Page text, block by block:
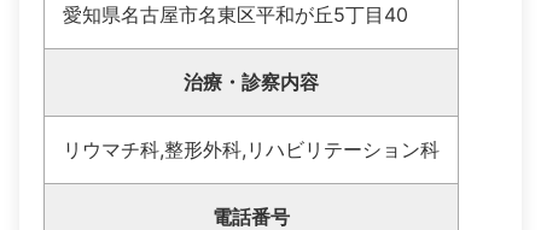
愛知県名古屋市名東区平和が丘5丁目40
治療・診察内容
リウマチ科,整形外科,リハビリテーション科
電話番号